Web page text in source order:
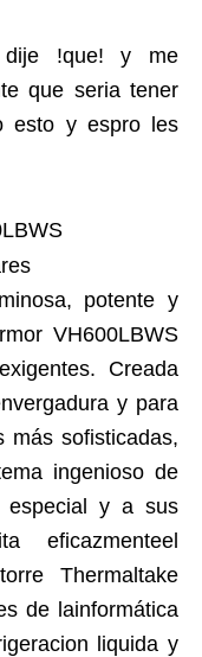
dije !que! y me
que seria tener
esto y espro les
potente y
VH600LBWS
Creada
y para
más sofisticadas,
ingenioso de
especial y a sus
eficazmenteel
Thermaltake
de lainformática
liquida y